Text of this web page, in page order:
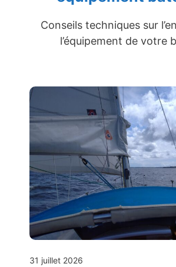
Conseils techniques sur
l’équipement de votre
31 juillet 2026